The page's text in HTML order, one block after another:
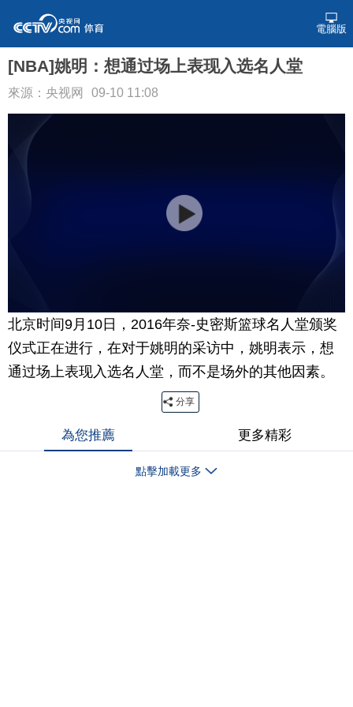
電腦版
[NBA]姚明：想通过场上表现入选名人堂
來源：央视网 09-10 11:08
北京时间9月10日，2016年奈-史密斯篮球名人堂颁奖
仪式正在进行，在对于姚明的采访中，姚明表示，想
通过场上表现入选名人堂，而不是场外的其他因素。
分享
為您推薦 更多精彩
點擊加載更多